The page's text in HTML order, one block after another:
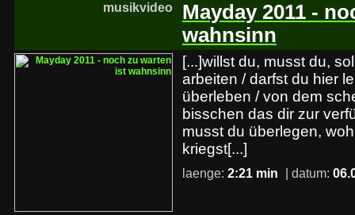
musikvideo
Mayday 2011 -
wahnsinn
[...]willst du, musst du,
arbeiten / darfst du hier
überleben / von dem
bisschen das dir zur
musst du überlegen,
kriegst[...]
laenge: 2:21 min | datum: